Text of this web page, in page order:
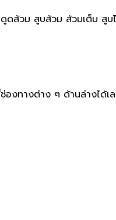
ดส้วม สูบส้วม ส้วมเต็ม สู
องทางต่าง ๆ ด้านล่างได้